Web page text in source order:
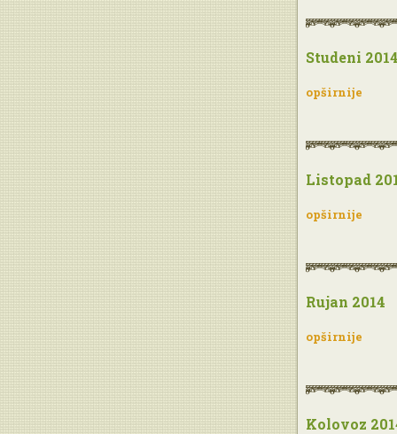
Studeni
opširnije
Listopad
opširnije
Rujan 2014
opširnije
Kolovoz